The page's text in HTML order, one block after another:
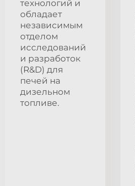
технологий и
обладает
независимым
отделом
исследований
и разработок
(R&D) для
печей на
дизельном
топливе.